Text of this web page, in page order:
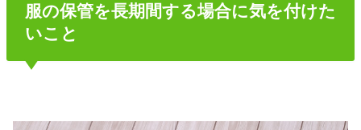
服の保管を長期間する場合に気を付けた
いこと